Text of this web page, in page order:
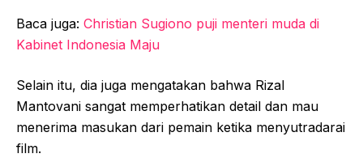
Baca juga: Christian Sugiono puji menteri muda di
Kabinet Indonesia Maju
Selain itu, dia juga mengatakan bahwa Rizal
Mantovani sangat memperhatikan detail dan mau
menerima masukan dari pemain ketika menyutradarai
film.